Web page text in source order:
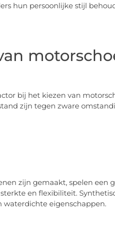
hun persoonlijke stijl
bij het kiezen van
zijn tegen zware
zijn gemaakt, spelen een
en flexibiliteit.
waterdichte eigenschappen.